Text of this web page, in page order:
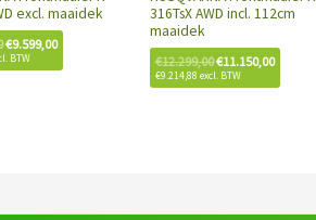
excl. maaidek
€9.599,00
BTW
316TsX AWD incl. 112cm
maaidek
€12.299,00€11.150,00
€9.214,88 excl. BTW